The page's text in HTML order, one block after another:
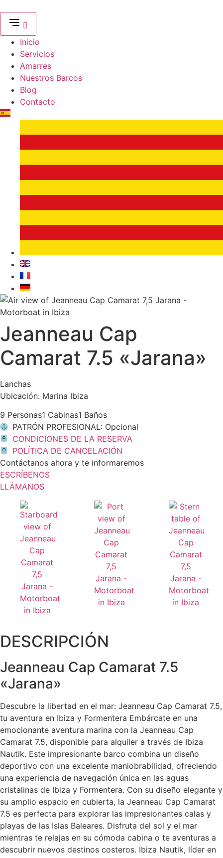
contenido
Inicio
Servicios
Amarres
Nuestros Barcos
Blog
Contacto
Jeanneau Cap
Camarat 7.5 «Jarana»
Lanchas
Ubicación: Marina Ibiza
9 Personas1 Cabinas1 Baños
PATRÓN PROFESIONAL: Opcional
CONDICIONES DE LA RESERVA
POLÍTICA DE CANCELACIÓN
Contáctanos ahora y te informaremos
ESCRÍBENOS
LLÁMANOS
DESCRIPCIÓN
Jeanneau Cap Camarat 7.5
«Jarana»
Descubre la libertad en el mar: Jeanneau Cap Camarat 7.5,
tu aventura en Ibiza y Formentera Embárcate en una
emocionante aventura marina con la Jeanneau Cap
Camarat 7.5, disponible para alquiler a través de Ibiza
Nautik. Este impresionante barco combina un diseño
deportivo con una excelente maniobrabilidad, ofreciendo
una experiencia de navegación única en las aguas
cristalinas de Ibiza y Formentera. Con su diseño elegante y
su amplio espacio en cubierta, la Jeanneau Cap Camarat
7.5 es perfecta para explorar las impresionantes calas y
playas de las Islas Baleares. Disfruta del sol y el mar
mientras te relajas en su cómoda cabina o te aventuras a
descubrir nuevos destinos costeros. Ibiza Nautik, líder en